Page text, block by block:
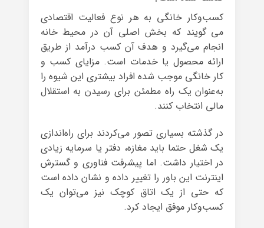
کسب‌وکار خانگی به هر نوع فعالیت اقتصادی
می گویند که بخش اصلی آن در محیط خانه
انجام می‌گیرد و هدف آن کسب درآمد از طریق
ارائه محصول یا خدمات است. مزایای کسب و
کار خانگی موجب شده افراد بیشتری این شیوه را
به‌عنوان یک راه مطمئن برای رسیدن به استقلال
مالی انتخاب کنند.
در گذشته بسیاری تصور می‌کردند برای راه‌اندازی
یک شغل حتما باید مغازه، دفتر یا سرمایه زیادی
در اختیار داشت. اما پیشرفت فناوری و گسترش
اینترنت این باور را تغییر داده و نشان داده است
که حتی از یک اتاق کوچک نیز می‌توان یک
کسب‌وکار موفق ایجاد کرد.